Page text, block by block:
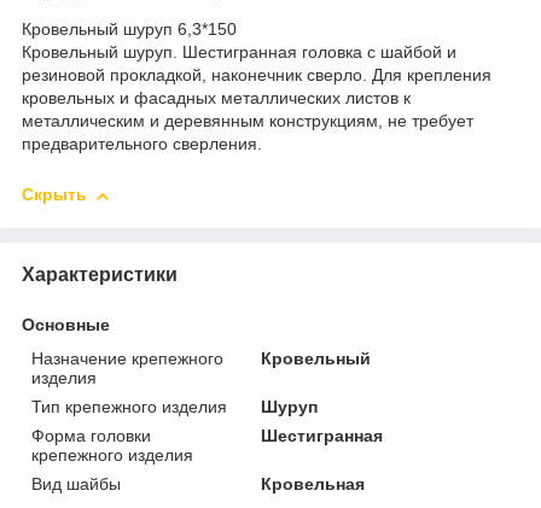
Кровельный шуруп 6,3*150
Кровельный шуруп. Шестигранная головка с шайбой и
резиновой прокладкой, наконечник сверло. Для крепления
кровельных и фасадных металлических листов к
металлическим и деревянным конструкциям, не требует
предварительного сверления.
Скрыть
Характеристики
Основные
Назначение крепежного
изделия
Кровельный
Тип крепежного изделия
Шуруп
Форма головки
крепежного изделия
Шестигранная
Вид шайбы Кровельная